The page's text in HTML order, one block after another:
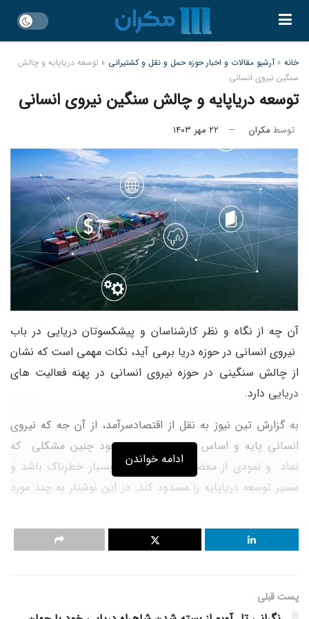
خانه » آرشیو مقالات و اخبار حوزه حمل و نقل و کشتیرانی » توسعه دریاپایه و چالش
سنگین نیروی انسانی
توسعه دریاپایه و چالش سنگین نیروی انسانی
توسط مکران ۲۲ مهر ۱۴۰۳
آن چه از نگاه و نظر کارشناسان و پیشکسوتان دریایی در باب
نیروی انسانی در حوزه دریا برمی آید، نکات مهمی است که نشان
از چالش سنگینی در حوزه نیروی انسانی در پهنه فعالیت های
دریایی دارد.
به گزارش تین نیوز به نقل از اقتصادسرآمد، از آن جه که نیروی
انسانی پایه و اساس توسعه هستند، وجود چنین مشکلی که
نماد و نمودی از معضل دارد، می تواند بسیار خطرناک باشد و
مسیر توسعه دریاپایه را مسدود کند. در این نوشتار به چند مورد
زمان بر است؛ توجه ویژه مسئولان امر را می طلبد.
شاید مهم ترین چالش این باشد. آن چه پیشکسوتان دریایی بر
آن انگشت نهاده و تاکید می کنند این است که فاصله زیادی بین
ادامه خواندن
پست قبلی